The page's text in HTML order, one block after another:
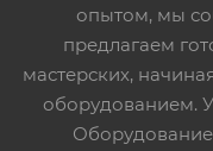
опытом, мы
предлагаем
мастерских,
оборудованием.